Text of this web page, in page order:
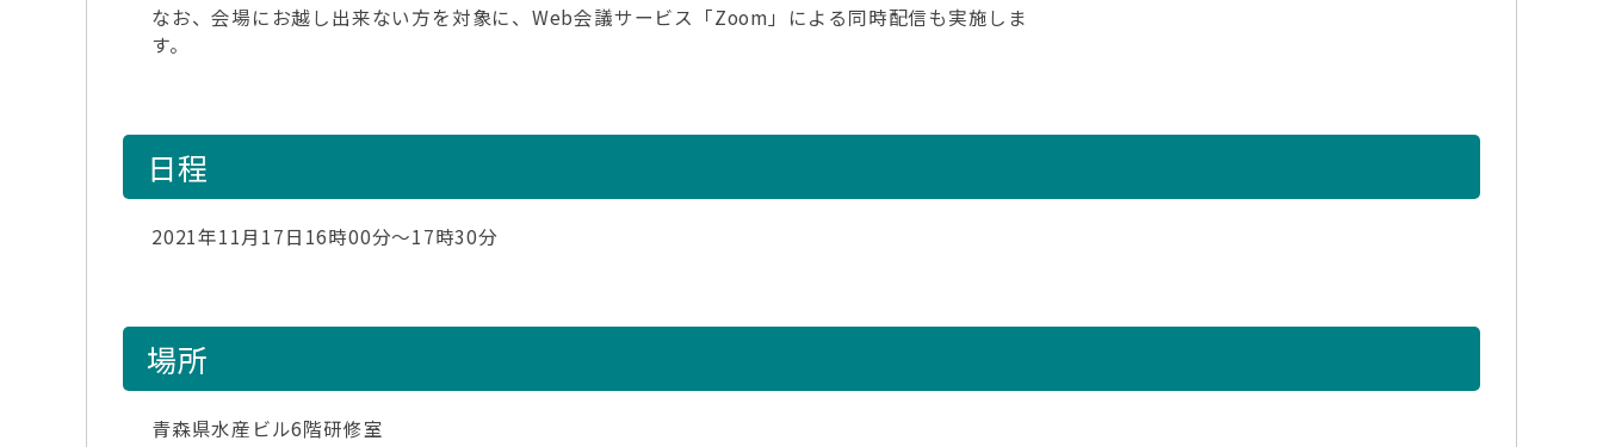
なお、会場にお越し出来ない方を対象に、Web会議サービス「Zoom」による同時配信も実施しま
す。
日程
2021年11月17日16時00分～17時30分
場所
青森県水産ビル6階研修室